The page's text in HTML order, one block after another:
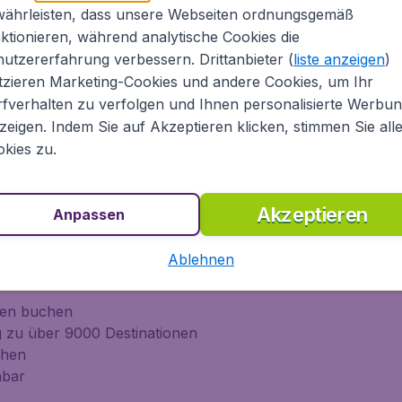
Amerkia, Europa, Asien, Südamerika,
die Karibik. Als Online-Reiseanbieter
Airlines (Lufthansa, Air France, KLM,
Canada, Turkish Airlines und vielen
EasyJet, Transavia, etc.).
Flug bei
weltweit mittels einer Suche
buchen
zu über 9000 Destinationen
dass unsere Webseiten ordnungsgemäß
während analytische Cookies die
verbessern. Drittanbieter (liste anzeigen)
Marketing-Cookies und andere Cookies, um Ihr
zu verfolgen und Ihnen personalisierte
Indem Sie auf Akzeptieren klicken, stimmen Sie
zu.
Akzeptieren
Anpassen
Ablehnen